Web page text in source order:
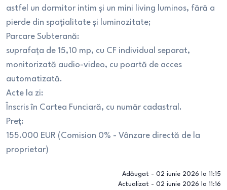
astfel un dormitor intim și un mini living luminos, fără a
pierde din spațialitate și luminozitate;
Parcare Subterană:
suprafața de 15,10 mp, cu CF individual separat,
monitorizată audio-video, cu poartă de acces
automatizată.
Acte la zi:
Înscris în Cartea Funciară, cu număr cadastral.
Preț:
155.000 EUR (Comision 0% - Vânzare directă de la
proprietar)
Adăugat - 02 iunie 2026 la 11:15
Actualizat - 02 iunie 2026 la 11:16